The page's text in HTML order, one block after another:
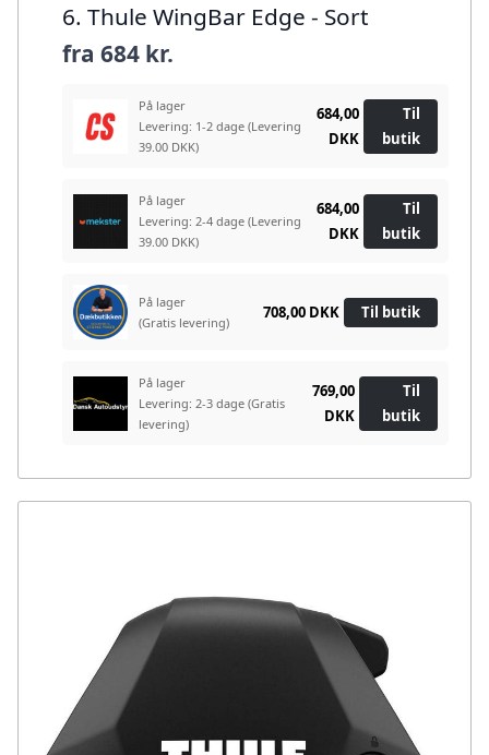
6. Thule WingBar Edge - Sort
fra 684 kr.
På lager
Levering: 1-2 dage (Levering
39.00 DKK)
684,00
DKK
Til
butik
På lager
Levering: 2-4 dage (Levering
39.00 DKK)
684,00
DKK
Til
butik
På lager
(Gratis levering)
708,00 DKK Til butik
På lager
Levering: 2-3 dage (Gratis
levering)
769,00
DKK
Til
butik